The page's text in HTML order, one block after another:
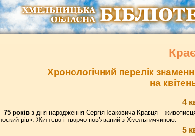
Хронологічний перелік
на
4
75 роківз дня народження Сергія Ісаковича Кравця –
рів». Життєво і творчо пов’язаний з Хмельниччиною.
5